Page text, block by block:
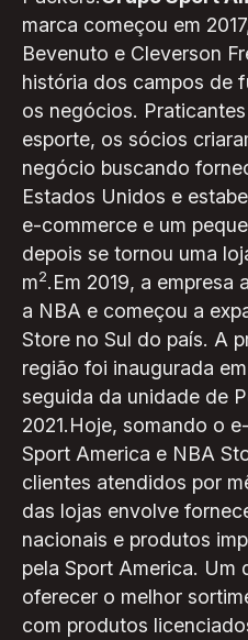
marca começou em
Bevenuto e Cleverson
história dos campos de
os negócios.
esporte, os sócios
negócio buscando
Estados Unidos e
e-commerce e um
depois se tornou uma
m2.Em 2019, a empresa
a NBA e começou a
Store no Sul do país. A
região foi inaugurada
seguida da unidade de
2021.Hoje, somando o
Sport America e NBA
clientes atendidos por
das lojas envolve
nacionais e produtos
pela Sport America.
oferecer o melhor
com produtos